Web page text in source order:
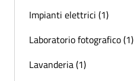
Impianti elettrici (1)
Laboratorio fotografico (1)
Lavanderia (1)